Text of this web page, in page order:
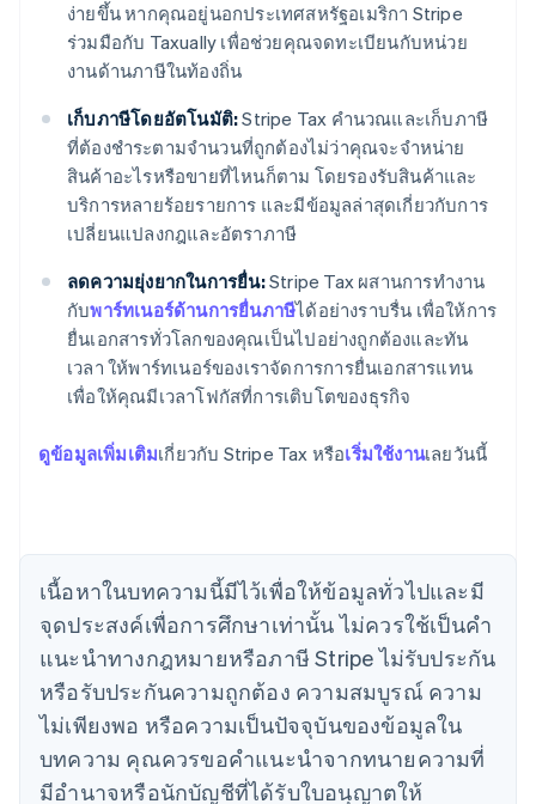
ง่ายขึ้น หากคุณอยู่นอกประเทศสหรัฐอเมริกา Stripe
ร่วมมือกับ Taxually เพื่อช่วยคุณจดทะเบียนกับหน่วย
งานด้านภาษีในท้องถิ่น
เก็บภาษีโดยอัตโนมัติ:Stripe Tax คำนวณและเก็บภาษี
ที่ต้องชำระตามจำนวนที่ถูกต้องไม่ว่าคุณจะจำหน่าย
สินค้าอะไรหรือขายที่ไหนก็ตาม โดยรองรับสินค้าและ
บริการหลายร้อยรายการ และมีข้อมูลล่าสุดเกี่ยวกับการ
เปลี่ยนแปลงกฎและอัตราภาษี
ลดความยุ่งยากในการยื่น:Stripe Tax ผสานการทำงาน
กับพาร์ทเนอร์ด้านการยื่นภาษีได้อย่างราบรื่น เพื่อให้การ
ยื่นเอกสารทั่วโลกของคุณเป็นไปอย่างถูกต้องและทัน
เวลา ให้พาร์ทเนอร์ของเราจัดการการยื่นเอกสารแทน
เพื่อให้คุณมีเวลาโฟกัสที่การเติบโตของธุรกิจ
ดูข้อมูลเพิ่มเติมเกี่ยวกับ Stripe Tax หรือเริ่มใช้งานเลยวันนี้
เนื้อหาในบทความนี้มีไว้เพื่อให้ข้อมูลทั่วไปและมี
จุดประสงค์เพื่อการศึกษาเท่านั้น ไม่ควรใช้เป็นคํา
แนะนําทางกฎหมายหรือภาษี Stripe ไม่รับประกัน
หรือรับประกันความถูกต้อง ความสมบูรณ์ ความ
ไม่เพียงพอ หรือความเป็นปัจจุบันของข้อมูลใน
บทความ คุณควรขอคําแนะนําจากทนายความที่
มีอํานาจหรือนักบัญชีที่ได้รับใบอนุญาตให้
กรีซ
English
เขตบริหารพิเศษฮ่องกง ประเทศจีน
English简体中文
EnglishFrançais
简体中文English
ไซปรัส
English
ญี่ปุ่น
日本語
เดนมาร์ก
English
ไทย
นอร์เวย์
English